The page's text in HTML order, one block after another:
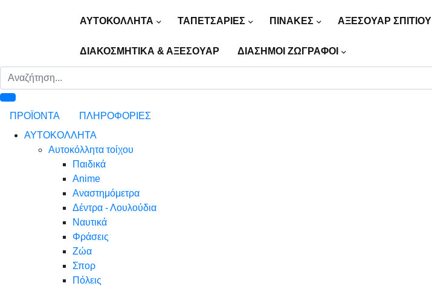
ΑΥΤΟΚΟΛΛΗΤΑ ΤΑΠΕΤΣΑΡΙΕΣ ΠΙΝΑΚΕΣ ΑΞΕΣΟΥΑΡ ΣΠΙΤΙΟΥ
ΔΙΑΚΟΣΜΗΤΙΚΑ & ΑΞΕΣΟΥΑΡ ΔΙΑΣΗΜΟΙ ΖΩΓΡΑΦΟΙ
ΠΡΟΪΟΝΤΑ
ΠΛΗΡΟΦΟΡΙΕΣ
ΑΥΤΟΚΟΛΛΗΤΑ
Αυτοκόλλητα τοίχου
Παιδικά
Anime
Αναστημόμετρα
Δέντρα - Λουλούδια
Ναυτικά
Φράσεις
Ζώα
Σπορ
Πόλεις